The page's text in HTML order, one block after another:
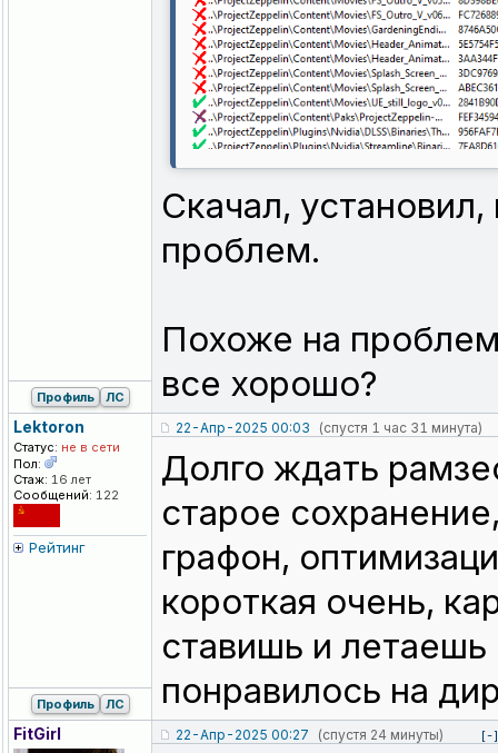
Скачал,
проблем.
Похоже на
все хорошо?
Профиль ЛС
Lektoron
Статус: не в сети
Пол:
Стаж: 16 лет
Сообщений: 122
Рейтинг
22-Апр-2025 00:03 (спустя 1 час 31 минута)
Долго ждать
старое
графон,
короткая очень,
ставишь и летаешь
понравилось на
Профиль ЛС
FitGirl 22-Апр-2025 00:27 (спустя 24 минуты) [-]